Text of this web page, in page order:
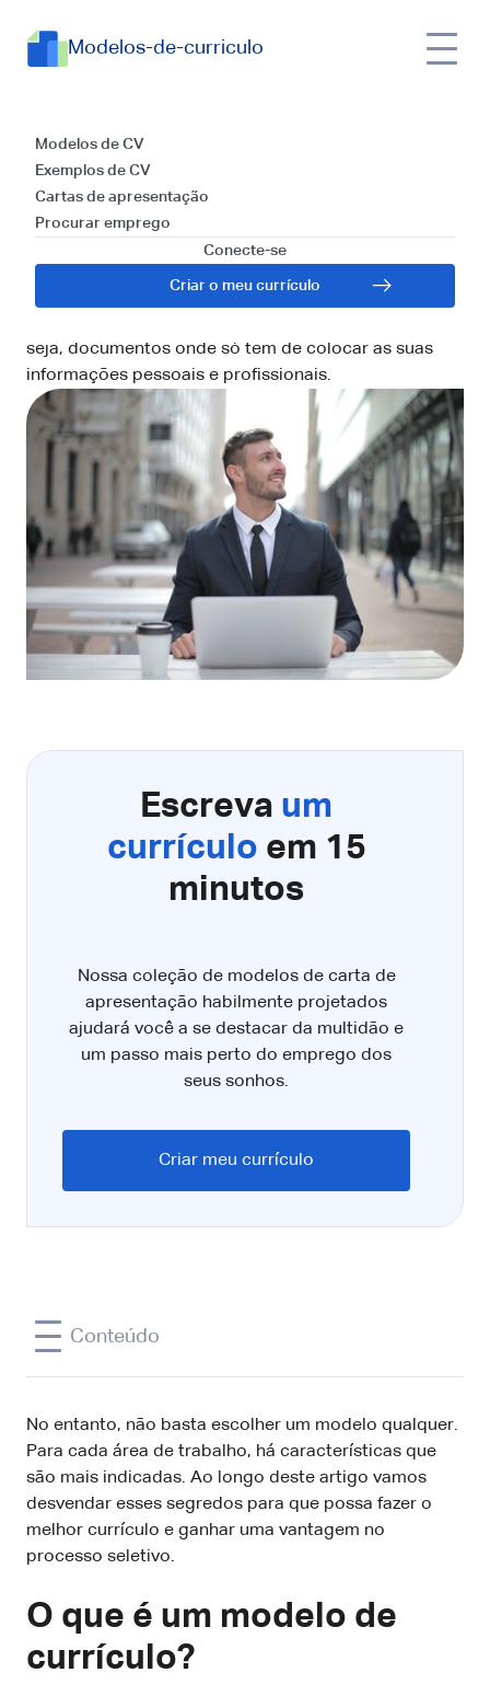
Modelos-de-curriculo
Modelos de CV
Exemplos de CV
Cartas de apresentação
Procurar emprego
Conecte-se
Criar o meu currículo
Descubra os modelos de
currículo indicados para
cada área
Criar um currículo chamativo e sólido não tem de ser
uma dor de cabeça! Uma das soluções mais práticas
seja, documentos onde só tem de colocar as suas
informações pessoais e profissionais.
Escreva um
currículo em 15
minutos
Nossa coleção de modelos de carta de
apresentação habilmente projetados
ajudará você a se destacar da multidão e
um passo mais perto do emprego dos
seus sonhos.
Criar meu currículo
Conteúdo
No entanto, não basta escolher um modelo qualquer.
Para cada área de trabalho, há características que
são mais indicadas. Ao longo deste artigo vamos
desvendar esses segredos para que possa fazer o
melhor currículo e ganhar uma vantagem no
processo seletivo.
O que é um modelo de
currículo?